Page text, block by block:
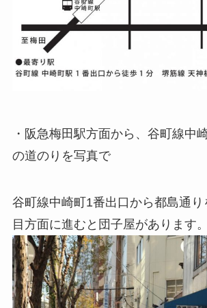
・阪急梅田駅方面から、谷町線中
の道のりを写真で
谷町線中崎町1番出口から都島通
目方面に進むと団子屋があります。